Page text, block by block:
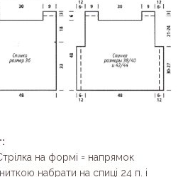
на формі = напрямок
набрати на спиці 24 п. і